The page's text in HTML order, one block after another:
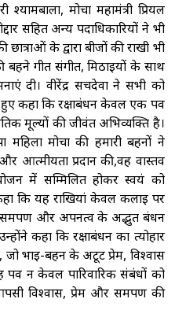
मोर्चा महामंत्री प्रियल
सहित अन्य पदाधिकारियों ने भी
के द्वारा बीजों की राखी भी
बहने गीत संगीत, मिठाइयों के साथ
दी। वीरेंद्र सचदेवा ने सभी को
कहा कि रक्षाबंधन केवल एक पर्व
मूल्यों की जीवंत अभिव्यक्ति है।
मोर्चा की हमारी बहनों ने
आत्मीयता प्रदान की,वह वास्तव
में सम्मिलित होकर स्वयं को
कि यह राखियां केवल कलाई पर
और अपनत्व के अद्भुत बंधन
कहा कि रक्षाबंधन का त्योहार
जो भाई-बहन के अटूट प्रेम, विश्वास
न केवल पारिवारिक संबंधों को
विश्वास, प्रेम और समर्पण की